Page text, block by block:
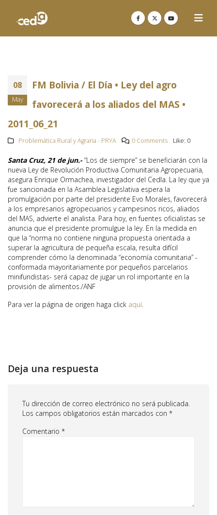
08
May
FM Bolivia / El Día • Ley del agro
favorecerá a los aliados del MAS •
2011_06_21
Problemática Rural y Agraria - PRYA 0 Comments Like: 0
Santa Cruz, 21 de jun.-“Los de siempre” se beneficiarán con la
nueva Ley de Revolución Productiva Comunitaria Agropecuaria,
asegura Enrique Ormachea, investigador del Cedla. La ley que ya
fue sancionada en la Asamblea Legislativa espera la
promulgación por parte del presidente Evo Morales, favorecerá
a los empresarios agropecuarios y campesinos ricos, aliados
del MAS, advierte el analista. Para hoy, en fuentes oficialistas se
anuncia que el presidente promulgue la ley. En la medida en
que la “norma no contiene ninguna propuesta orientada a
superar la agricultura de pequeña escala, resulta difícil
comprender cómo la denominada “economía comunitaria” -
conformada mayoritariamente por pequeños parcelarios
minifundistas- será capaz de jugar un rol importante en la
provisión de alimentos./ANF
Para ver la página de origen haga click aquí.
Deja una respuesta
Tu dirección de correo electrónico no será publicada.
Los campos obligatorios están marcados con *
Comentario *